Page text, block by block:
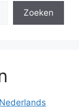
Zoeken